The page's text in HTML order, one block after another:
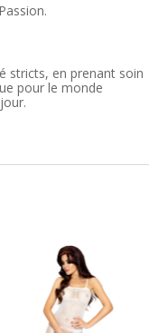
stricts, en prenant soin
pour le monde